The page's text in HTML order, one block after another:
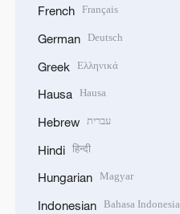
French Français
German Deutsch
Greek Ελληνικά
Hausa Hausa
Hebrew עברית
Hindi हिन्दी
Hungarian Magyar
Indonesian Bahasa Indonesia